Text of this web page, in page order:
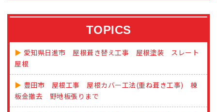
TOPICS
愛知県日進市 屋根葺き替え工事 屋根塗装 スレート
屋根
豊田市 屋根工事 屋根カバー工法(重ね葺き工事) 棟
板金撤去 野地板張りまで